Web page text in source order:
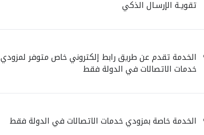
تقويـة الإرسـال الذكي
الخدمة تقدم عن طريق رابط إلكتروني خاص متوفر لمزودي
خدمات الاتصالات في الدولة فقط
الخدمة خاصة بمزودي خدمات الاتصالات في الدولة فقط